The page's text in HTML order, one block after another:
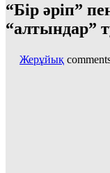
“Бір әріп”
“алтындар”
Жерұйық